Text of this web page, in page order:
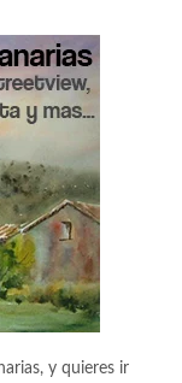
y quieres ir